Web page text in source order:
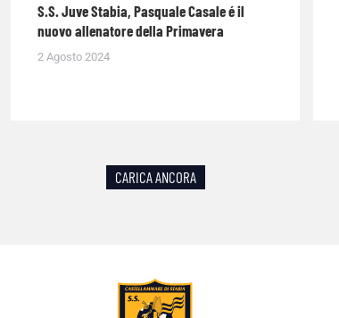
S.S. Juve Stabia, Pasquale Casale é il
nuovo allenatore della Primavera
2 Agosto 2024
CARICA ANCORA